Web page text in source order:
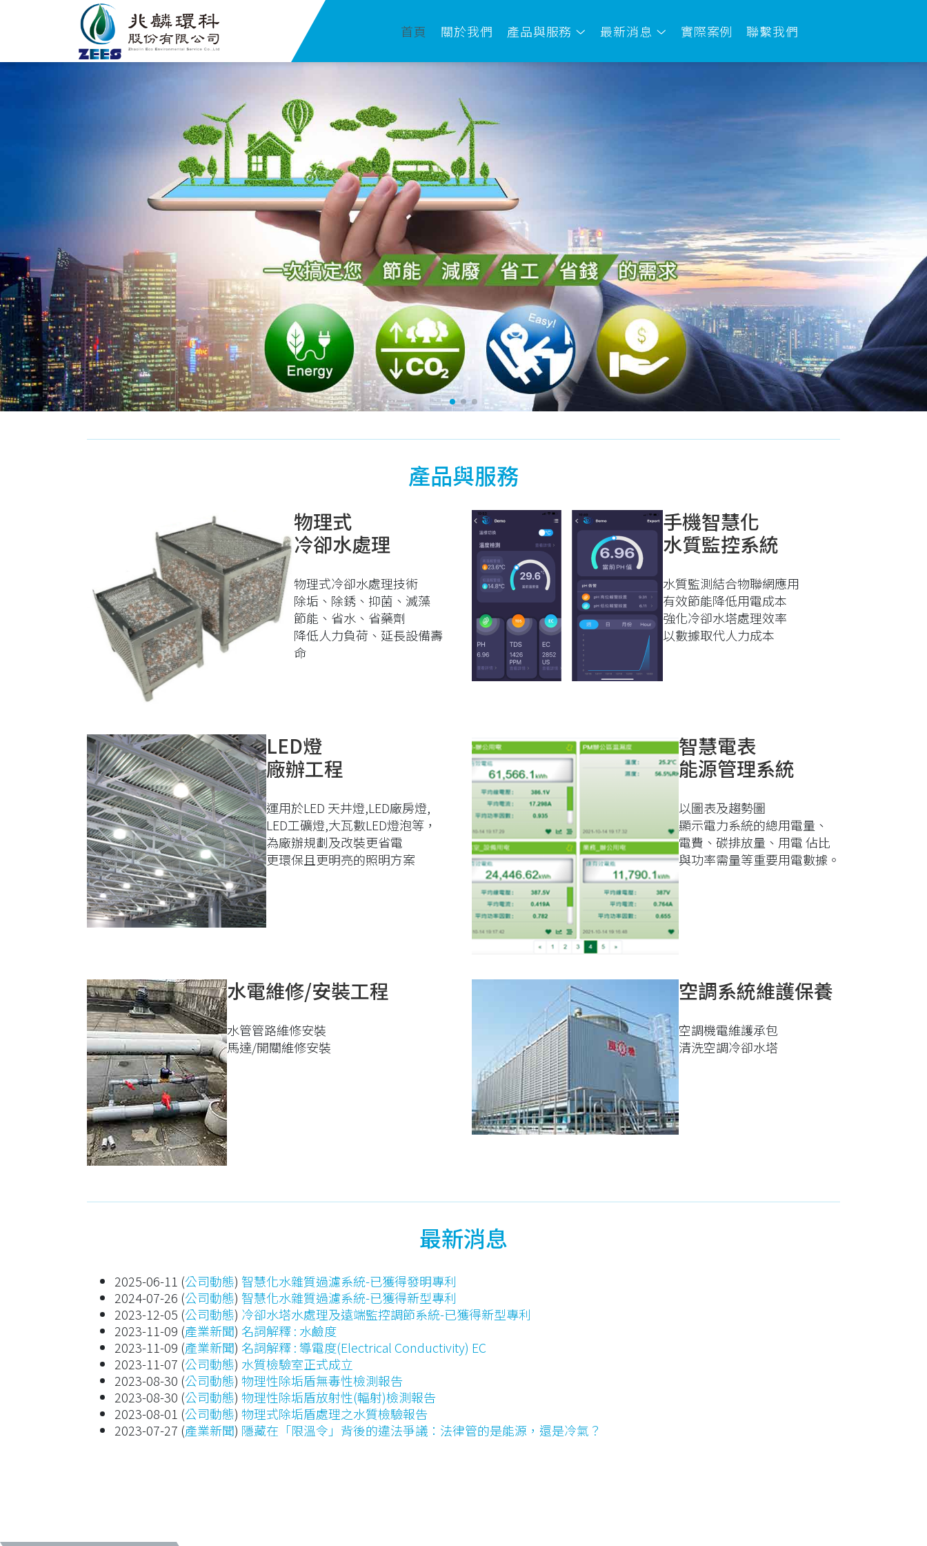
首頁 關於我們 產品與服務 最新消息 實際案例 聯繫我們
產品與服務
物理式
冷卻水處理
物理式冷卻水處理技術
除垢、除銹、抑菌、滅藻
節能、省水、省藥劑
降低人力負荷、延長設備壽
命
手機智慧化
水質監控系統
水質監測結合物聯網應用
有效節能降低用電成本
強化冷卻水塔處理效率
以數據取代人力成本
LED燈
廠辦工程
運用於LED 天井燈,LED廠房燈,
LED工礦燈,大瓦數LED燈泡等，
為廠辦規劃及改裝更省電
更環保且更明亮的照明方案
智慧電表
能源管理系統
以圖表及趨勢圖
顯示電力系統的總用電量、
電費、碳排放量、用電 佔比
與功率需量等重要用電數據。
水電維修/安裝工程
水管管路維修安裝
馬達/開關維修安裝
空調系統維護保養
空調機電維護承包
清洗空調冷卻水塔
最新消息
2025-06-11 (公司動態) 智慧化水雜質過濾系統-已獲得發明專利
2024-07-26 (公司動態) 智慧化水雜質過濾系統-已獲得新型專利
2023-12-05 (公司動態) 冷卻水塔水處理及遠端監控調節系統-已獲得新型專利
2023-11-09 (產業新聞) 名詞解釋 : 水鹼度
2023-11-09 (產業新聞) 名詞解釋 : 導電度(Electrical Conductivity) EC
2023-11-07 (公司動態) 水質檢驗室正式成立
2023-08-30 (公司動態) 物理性除垢盾無毒性檢測報告
2023-08-30 (公司動態) 物理性除垢盾放射性(輻射)檢測報告
2023-08-01 (公司動態) 物理式除垢盾處理之水質檢驗報告
2023-07-27 (產業新聞) 隱藏在「限溫令」背後的違法爭議：法律管的是能源，還是冷氣？